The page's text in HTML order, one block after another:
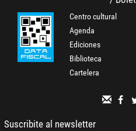
Centro cultural
Agenda
Ediciones
Biblioteca
Cartelera
Suscribite al newsletter